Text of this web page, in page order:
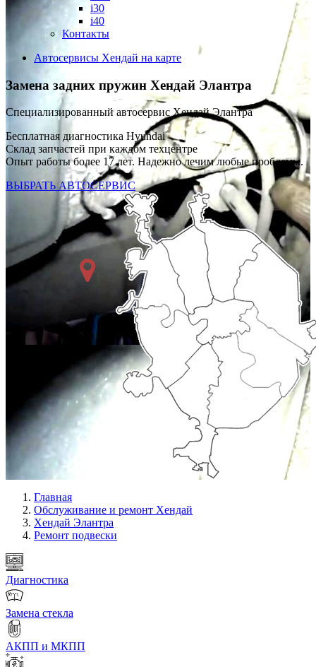
i30
i40
Контакты
Автосервисы Хендай на карте
Замена задних пружин Хендай Элантра
Специализированный автосервис Хендай Элантра
Бесплатная диагностика Hyundai
Склад запчастей при каждом техцентре
Опыт работы более 17 лет. Надежно лечим любые проблемы.
ВЫБРАТЬ АВТОСЕРВИС
Главная
Обслуживание и ремонт Хендай
Хендай Элантра
Ремонт подвески
Диагностика
Замена стекла
АКПП и МКПП